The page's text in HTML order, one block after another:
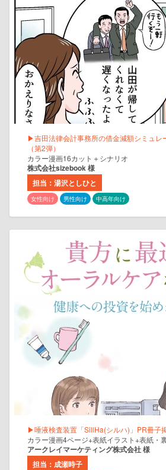
▶吉田法律会計事務所の借金減額シミュレ
（第2弾）
カラー漫画16カット＋シナリオ
株式会社sizebook 様
担当：湯沢としひと
女性向け 男性向け 中高年向け
▶唾液検査装置「SillHa(シルハ)」PR冊子
カラー漫画4ページ+表紙イラスト+表紙・
アークレイマーケティング株式会社 様
担当：成瀬時子